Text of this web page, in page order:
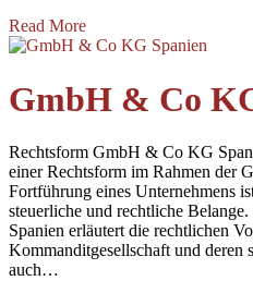
Read More
GmbH & Co
Rechtsform GmbH & Co KG
einer Rechtsform im Rahmen der
Fortführung eines Unternehmens
steuerliche und rechtliche
Spanien erläutert die rechtlichen
Kommanditgesellschaft und deren
auch…